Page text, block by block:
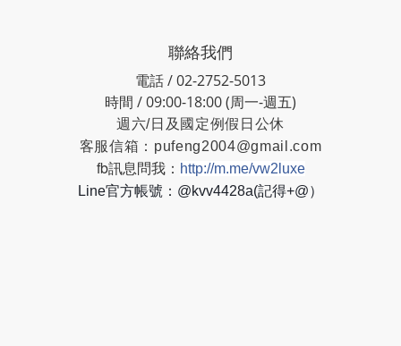
聯絡我們
電話 / 02-2752-5013
時間 / 09:00-18:00 (周一-週五)
週六/日及國定例假日公休
客服信箱： pufeng2004@gmail.com
fb訊息問我： http://m.me/vw2luxe
Line官方帳號：@kvv4428a(記得+@）